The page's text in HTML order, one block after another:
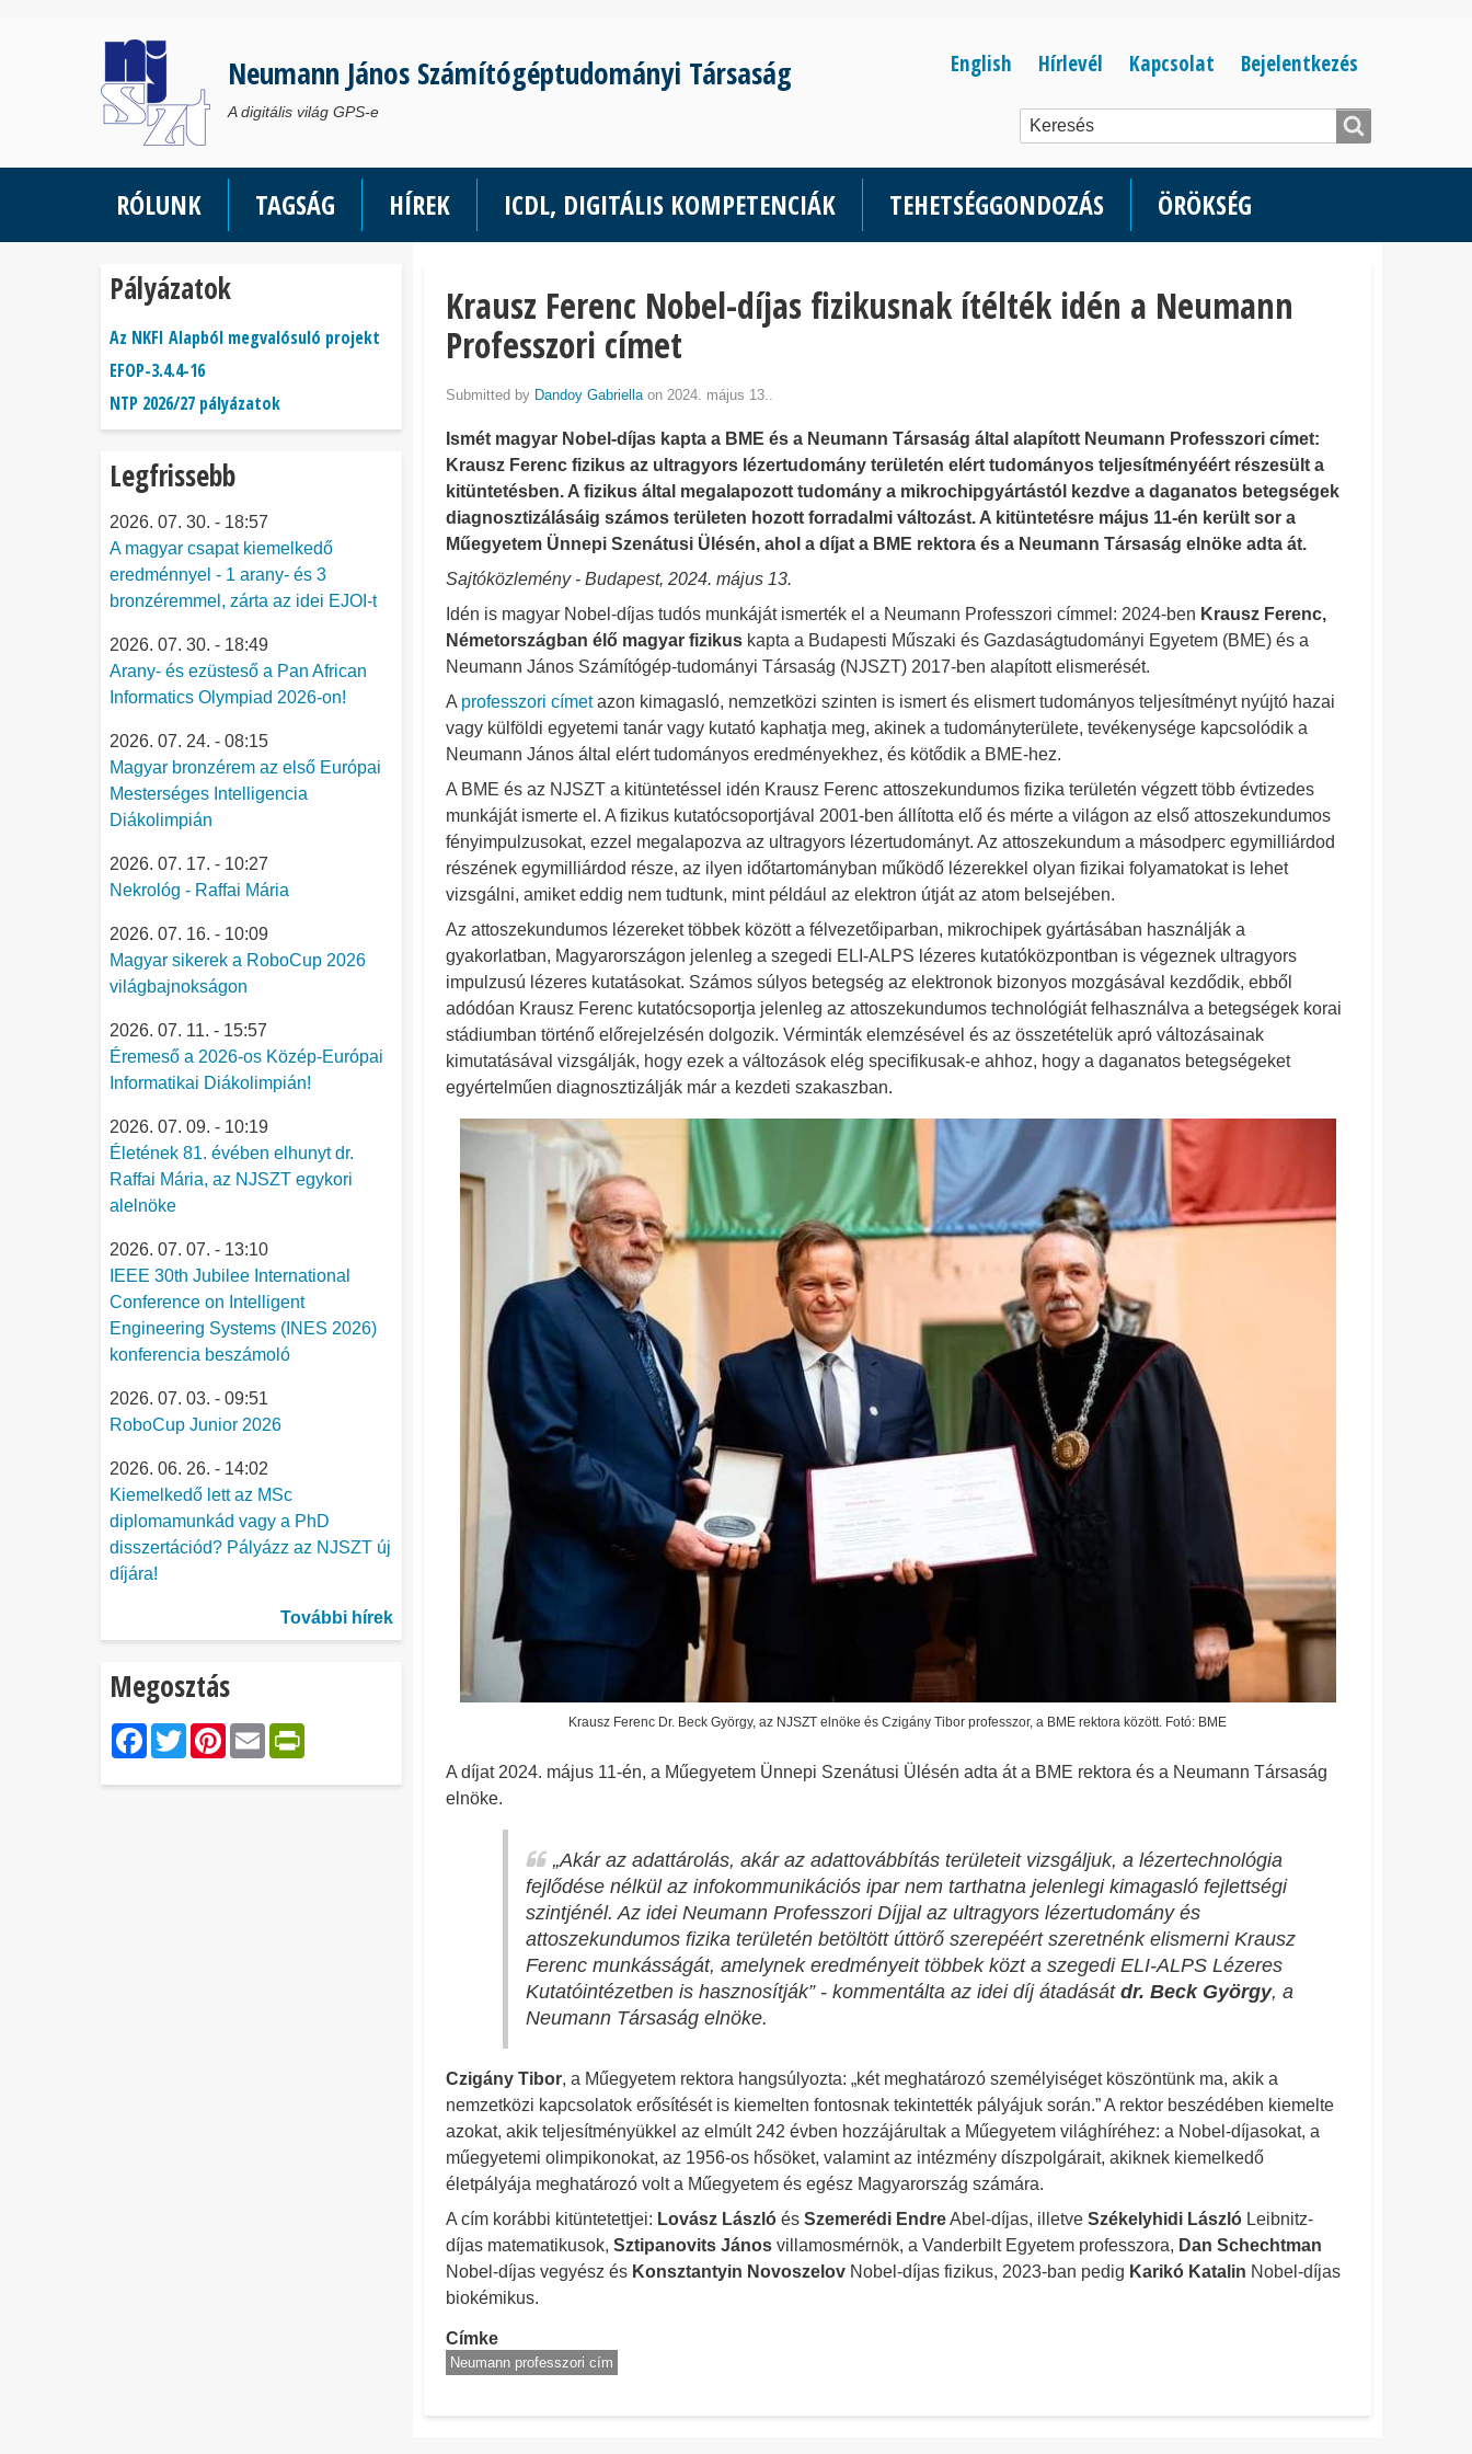
Neumann János Számítógéptudományi Társaság
A digitális világ GPS-e
Bejelentkezés
menüje
Bejelentkezés
English Hírlevél Kapcsolat
RÓLUNK TAGSÁG HÍREK ICDL, DIGITÁLIS KOMPETENCIÁK TEHETSÉGGONDOZÁS ÖRÖKSÉG
Krausz Ferenc Nobel-díjas fizikusnak ítélték idén a Neumann
Professzori címet
Submitted by Dandoy Gabriellaon 2024. május 13..
Ismét magyar Nobel-díjas kapta a BME és a Neumann Társaság által alapított Neumann Professzori címet:
Krausz Ferenc fizikus az ultragyors lézertudomány területén elért tudományos teljesítményéért részesült a
kitüntetésben. A fizikus által megalapozott tudomány a mikrochipgyártástól kezdve a daganatos betegségek
diagnosztizálásáig számos területen hozott forradalmi változást. A kitüntetésre május 11-én került sor a
Műegyetem Ünnepi Szenátusi Ülésén, ahol a díjat a BME rektora és a Neumann Társaság elnöke adta át.
Sajtóközlemény - Budapest, 2024. május 13.
Idén is magyar Nobel-díjas tudós munkáját ismerték el a Neumann Professzori címmel: 2024-ben Krausz Ferenc,
Németországban élő magyar fizikus kapta a Budapesti Műszaki és Gazdaságtudományi Egyetem (BME) és a
Neumann János Számítógép-tudományi Társaság (NJSZT) 2017-ben alapított elismerését.
A professzori címetazon kimagasló, nemzetközi szinten is ismert és elismert tudományos teljesítményt nyújtó hazai
vagy külföldi egyetemi tanár vagy kutató kaphatja meg, akinek a tudományterülete, tevékenysége kapcsolódik a
Neumann János által elért tudományos eredményekhez, és kötődik a BME-hez.
A BME és az NJSZT a kitüntetéssel idén Krausz Ferenc attoszekundumos fizika területén végzett több évtizedes
munkáját ismerte el. A fizikus kutatócsoportjával 2001-ben állította elő és mérte a világon az első attoszekundumos
fényimpulzusokat, ezzel megalapozva az ultragyors lézertudományt. Az attoszekundum a másodperc egymilliárdod
részének egymilliárdod része, az ilyen időtartományban működő lézerekkel olyan fizikai folyamatokat is lehet
vizsgálni, amiket eddig nem tudtunk, mint például az elektron útját az atom belsejében.
Az attoszekundumos lézereket többek között a félvezetőiparban, mikrochipek gyártásában használják a
gyakorlatban, Magyarországon jelenleg a szegedi ELI-ALPS lézeres kutatóközpontban is végeznek ultragyors
impulzusú lézeres kutatásokat. Számos súlyos betegség az elektronok bizonyos mozgásával kezdődik, ebből
adódóan Krausz Ferenc kutatócsoportja jelenleg az attoszekundumos technológiát felhasználva a betegségek korai
stádiumban történő előrejelzésén dolgozik. Vérminták elemzésével és az összetételük apró változásainak
kimutatásával vizsgálják, hogy ezek a változások elég specifikusak-e ahhoz, hogy a daganatos betegségeket
egyértelműen diagnosztizálják már a kezdeti szakaszban.
Krausz Ferenc Dr. Beck György, az NJSZT elnöke és Czigány Tibor professzor, a BME rektora között. Fotó: BME
A díjat 2024. május 11-én, a Műegyetem Ünnepi Szenátusi Ülésén adta át a BME rektora és a Neumann Társaság
elnöke.
„Akár az adattárolás, akár az adattovábbítás területeit vizsgáljuk, a lézertechnológia
fejlődése nélkül az infokommunikációs ipar nem tarthatna jelenlegi kimagasló fejlettségi
szintjénél. Az idei Neumann Professzori Díjjal az ultragyors lézertudomány és
attoszekundumos fizika területén betöltött úttörő szerepéért szeretnénk elismerni Krausz
Ferenc munkásságát, amelynek eredményeit többek közt a szegedi ELI-ALPS Lézeres
Kutatóintézetben is hasznosítják” - kommentálta az idei díj átadásátdr. Beck György, a
Neumann Társaság elnöke.
Czigány Tibor, a Műegyetem rektora hangsúlyozta: „két meghatározó személyiséget köszöntünk ma, akik a
nemzetközi kapcsolatok erősítését is kiemelten fontosnak tekintették pályájuk során.” A rektor beszédében kiemelte
azokat, akik teljesítményükkel az elmúlt 242 évben hozzájárultak a Műegyetem világhíréhez: a Nobel-díjasokat, a
műegyetemi olimpikonokat, az 1956-os hősöket, valamint az intézmény díszpolgárait, akiknek kiemelkedő
életpályája meghatározó volt a Műegyetem és egész Magyarország számára.
A cím korábbi kitüntetettjei: Lovász László és Szemerédi EndreAbel-díjas, illetve Székelyhidi László Leibnitz-
díjas matematikusok, Sztipanovits János villamosmérnök, a Vanderbilt Egyetem professzora, Dan Schechtman
Nobel-díjas vegyész és Konsztantyin Novoszelov Nobel-díjas fizikus, 2023-ban pedig Karikó Katalin Nobel-díjas
biokémikus.
Címke
Neumann professzori cím
Pályázatok
Az NKFI Alapból megvalósuló projekt
EFOP-3.4.4-16
NTP 2026/27 pályázatok
Legfrissebb
2026. 07. 30. - 18:57
A magyar csapat kiemelkedő
eredménnyel - 1 arany- és 3
bronzéremmel, zárta az idei EJOI-t
2026. 07. 30. - 18:49
Arany- és ezüsteső a Pan African
Informatics Olympiad 2026-on!
2026. 07. 24. - 08:15
Magyar bronzérem az első Európai
Mesterséges Intelligencia
Diákolimpián
2026. 07. 17. - 10:27
Nekrológ - Raffai Mária
2026. 07. 16. - 10:09
Magyar sikerek a RoboCup 2026
világbajnokságon
2026. 07. 11. - 15:57
Éremeső a 2026-os Közép-Európai
Informatikai Diákolimpián!
2026. 07. 09. - 10:19
Életének 81. évében elhunyt dr.
Raffai Mária, az NJSZT egykori
alelnöke
2026. 07. 07. - 13:10
IEEE 30th Jubilee International
Conference on Intelligent
Engineering Systems (INES 2026)
konferencia beszámoló
2026. 07. 03. - 09:51
RoboCup Junior 2026
2026. 06. 26. - 14:02
Kiemelkedő lett az MSc
diplomamunkád vagy a PhD
disszertációd? Pályázz az NJSZT új
díjára!
További hírek
Megosztás
Facebook
Twitter
Pinterest
Email